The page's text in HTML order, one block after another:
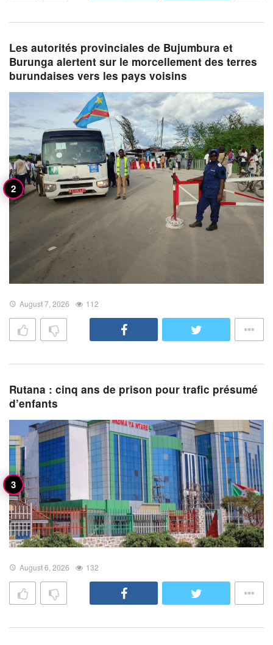
Les autorités provinciales de Bujumbura et
Burunga alertent sur le morcellement des terres
burundaises vers les pays voisins
August 7, 2026 112
Rutana : cinq ans de prison pour trafic présumé
d’enfants
August 6, 2026 132